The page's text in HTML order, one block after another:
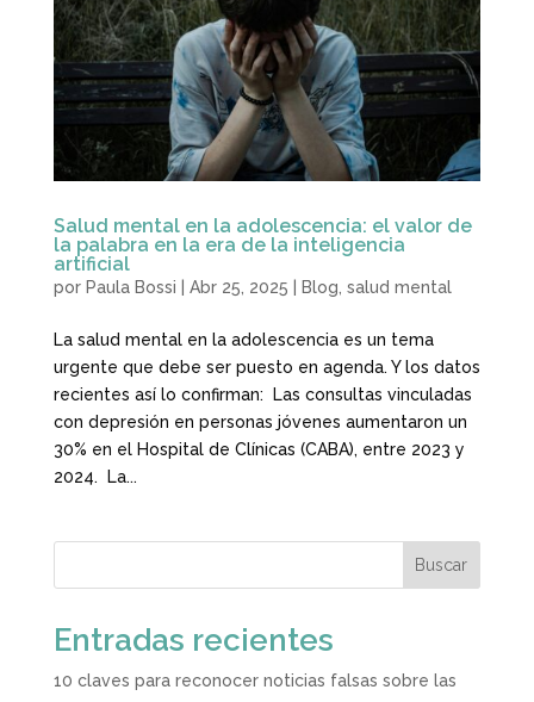
Salud mental en la adolescencia: el valor de
la palabra en la era de la inteligencia
artificial
por Paula Bossi Abr 25, 2025 Blog salud mental
La salud mental en la adolescencia es un tema
urgente que debe ser puesto en agenda. Y los datos
recientes así lo confirman: Las consultas vinculadas
con depresión en personas jóvenes aumentaron un
30% en el Hospital de Clínicas (CABA), entre 2023 y
2024. La...
Buscar
Entradas recientes
10 claves para reconocer noticias falsas sobre las